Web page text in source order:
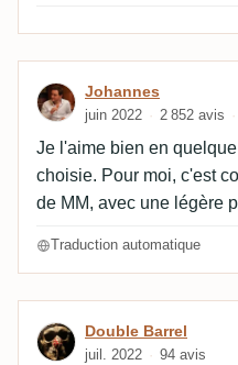
Avis de Johannes
Johannes
juin 2022 2 852 avis
Je l'aime bien en
choisie. Pour moi, c'est
de MM, avec une légère
Traduction automatique
Avis de Double
Double Barrel
juil. 2022 94 avis